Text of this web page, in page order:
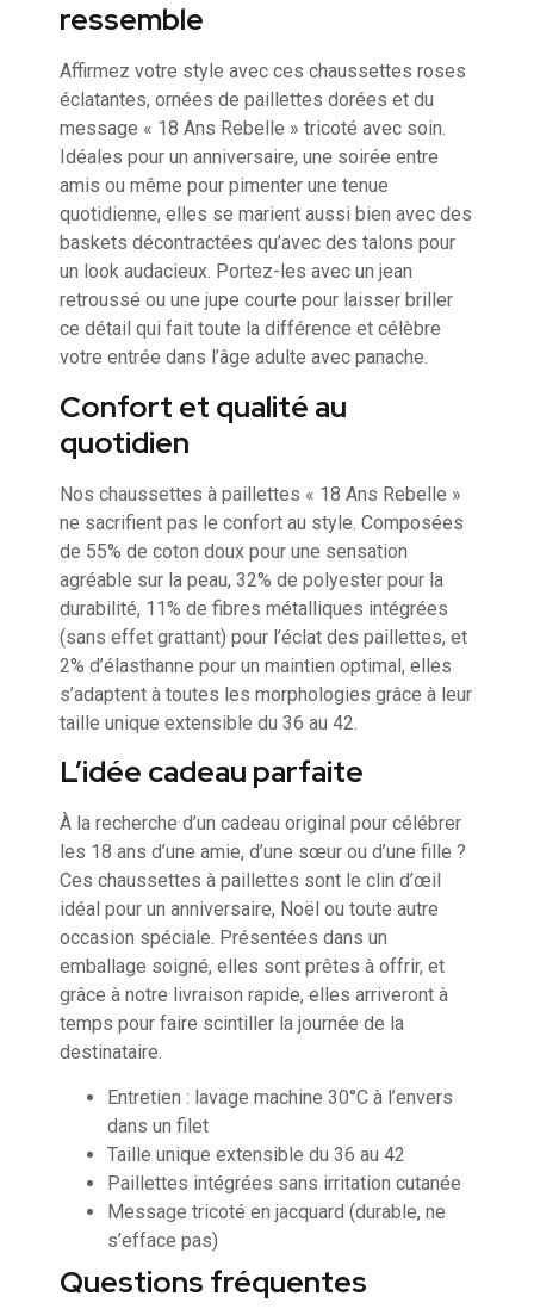
ressemble
Affirmez votre style avec ces chaussettes roses
éclatantes, ornées de paillettes dorées et du
message « 18 Ans Rebelle » tricoté avec soin.
Idéales pour un anniversaire, une soirée entre
amis ou même pour pimenter une tenue
quotidienne, elles se marient aussi bien avec des
baskets décontractées qu’avec des talons pour
un look audacieux. Portez-les avec un jean
retroussé ou une jupe courte pour laisser briller
ce détail qui fait toute la différence et célèbre
votre entrée dans l’âge adulte avec panache.
Confort et qualité au
quotidien
Nos chaussettes à paillettes « 18 Ans Rebelle »
ne sacrifient pas le confort au style. Composées
de 55% de coton doux pour une sensation
agréable sur la peau, 32% de polyester pour la
durabilité, 11% de fibres métalliques intégrées
(sans effet grattant) pour l’éclat des paillettes, et
2% d’élasthanne pour un maintien optimal, elles
s’adaptent à toutes les morphologies grâce à leur
taille unique extensible du 36 au 42.
L’idée cadeau parfaite
À la recherche d’un cadeau original pour célébrer
les 18 ans d’une amie, d’une sœur ou d’une fille ?
Ces chaussettes à paillettes sont le clin d’œil
idéal pour un anniversaire, Noël ou toute autre
occasion spéciale. Présentées dans un
emballage soigné, elles sont prêtes à offrir, et
grâce à notre livraison rapide, elles arriveront à
temps pour faire scintiller la journée de la
destinataire.
Entretien : lavage machine 30°C à l’envers
dans un filet
Taille unique extensible du 36 au 42
Paillettes intégrées sans irritation cutanée
Message tricoté en jacquard (durable, ne
s’efface pas)
Questions fréquentes